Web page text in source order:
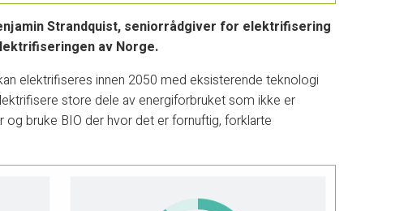
Strandquist, seniorrådgiver for elektrifisering
av Norge.
elektrifiseres innen 2050 med eksisterende teknologi
store dele av energiforbruket som ikke er
bruke BIO der hvor det er fornuftig, forklarte